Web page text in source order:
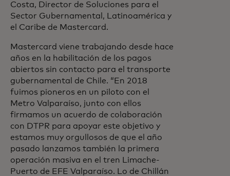
Costa, Director de Soluciones para el
Sector Gubernamental, Latinoamérica y
el Caribe de Mastercard.
Mastercard viene trabajando desde hace
años en la habilitación de los pagos
abiertos sin contacto para el transporte
gubernamental de Chile. “En 2018
fuimos pioneros en un piloto con el
Metro Valparaíso, junto con ellos
firmamos un acuerdo de colaboración
con DTPR para apoyar este objetivo y
estamos muy orgullosos de que el año
pasado lanzamos también la primera
operación masiva en el tren Limache-
Puerto de EFE Valparaíso. Lo de Chillán